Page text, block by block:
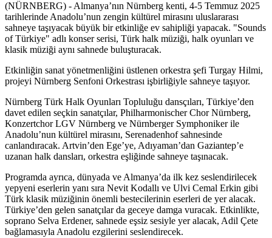
(NÜRNBERG) - Almanya’nın Nürnberg kenti, 4-5 Temmuz 2025
tarihlerinde Anadolu’nun zengin kültürel mirasını uluslararası
sahneye taşıyacak büyük bir etkinliğe ev sahipliği yapacak. "Sounds
of Türkiye" adlı konser serisi, Türk halk müziği, halk oyunları ve
klasik müziği aynı sahnede buluşturacak.
Etkinliğin sanat yönetmenliğini üstlenen orkestra şefi Turgay Hilmi,
projeyi Nürnberg Senfoni Orkestrası işbirliğiyle sahneye taşıyor.
Nürnberg Türk Halk Oyunları Topluluğu dansçıları, Türkiye’den
davet edilen seçkin sanatçılar, Philharmonischer Chor Nürnberg,
Konzertchor LGV Nürnberg ve Nürnberger Symphoniker ile
Anadolu’nun kültürel mirasını, Serenadenhof sahnesinde
canlandıracak. Artvin’den Ege’ye, Adıyaman’dan Gaziantep’e
uzanan halk dansları, orkestra eşliğinde sahneye taşınacak.
Programda ayrıca, dünyada ve Almanya’da ilk kez seslendirilecek
yepyeni eserlerin yanı sıra Nevit Kodallı ve Ulvi Cemal Erkin gibi
Türk klasik müziğinin önemli bestecilerinin eserleri de yer alacak.
Türkiye’den gelen sanatçılar da geceye damga vuracak. Etkinlikte,
soprano Selva Erdener, sahnede eşsiz sesiyle yer alacak, Adil Çete
bağlamasıyla Anadolu ezgilerini seslendirecek.